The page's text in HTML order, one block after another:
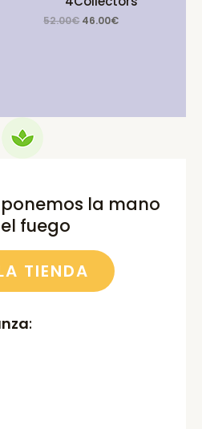
52.00€ Original
46.00€Current
ponemos la mano
fuego
TIENDA
: